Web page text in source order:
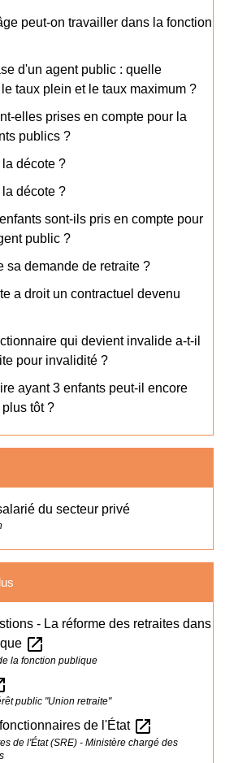
peut-on travailler dans la fonction
d'un agent public : quelle
taux plein et le taux maximum ?
elles prises en compte pour la
publics ?
décote ?
décote ?
sont-ils pris en compte pour
public ?
sa demande de retraite ?
a droit un contractuel devenu
qui devient invalide a-t-il
pour invalidité ?
ayant 3 enfants peut-il encore
tôt ?
du secteur privé
- La réforme des retraites dans
open_in_new
la fonction publique
public "Union retraite"
de l'État open_in_new
de l'État (SRE) - Ministère chargé des